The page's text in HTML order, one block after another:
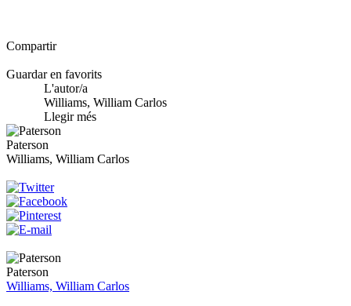
Compartir
Guardar en favorits
L'autor/a
Williams, William Carlos
Llegir més
Paterson
Williams, William Carlos
Paterson
Williams, William Carlos